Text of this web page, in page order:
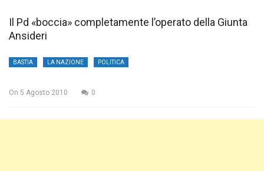
Il Pd «boccia» completamente l’operato della Giunta
Ansideri
BASTIA LA NAZIONE POLITICA
On 5 Agosto 2010 0